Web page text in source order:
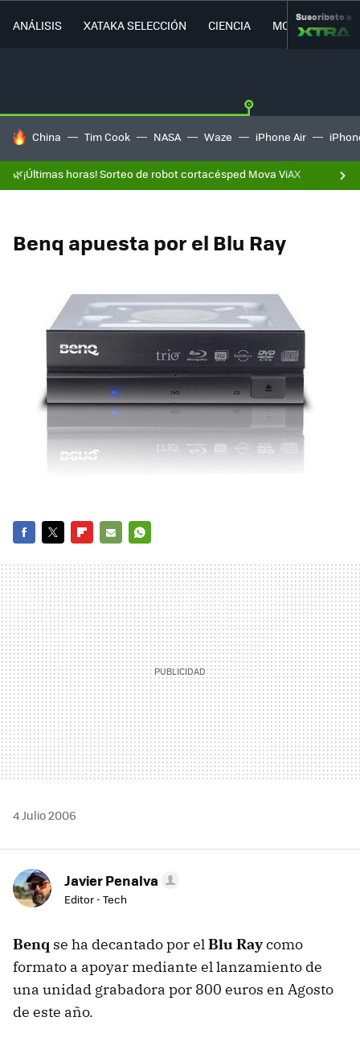
ANÁLISIS XATAKA SELECCIÓN CIENCIA MOVILIDAD
Suscríbete a
HOY SE HABLA DE
China Tim Cook NASA Waze iPhone Air
🌿¡Últimas horas! Sorteo de robot cortacésped Mova ViAX
Benq apuesta por el Blu Ray
MAIL
4 Julio 2006
Javier Penalva
Editor - Tech
Benq se ha decantado por elBlu Raycomo
formato a apoyar mediante el lanzamiento de
una unidad grabadora por 800 euros en Agosto
de este año.